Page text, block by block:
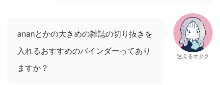
ananとかの大きめの雑誌の切り抜きを
入れるおすすめのバインダーってあり
ますか？
迷えるオタク